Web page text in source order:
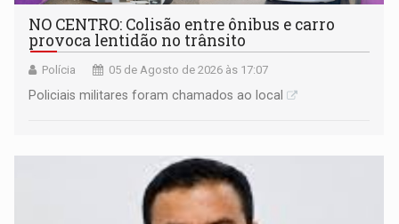
NO CENTRO: Colisão entre ônibus e carro
provoca lentidão no trânsito
Polícia 05 de Agosto de 2026 às 17:07
Policiais militares foram chamados ao local